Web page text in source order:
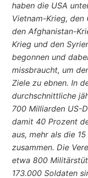
haben die USA
Vietnam-Krieg, den
den Afghanistan-
Krieg und den
begonnen und
missbraucht, um
Ziele zu ebnen. In
durchschnittliche
700 Milliarden US-
damit 40 Prozent
aus, mehr als die
zusammen. Die
etwa 800
173.000 Soldaten